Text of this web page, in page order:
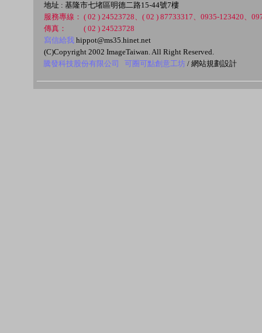
地址 : 基隆市七堵區明德二路15-44號7樓
服務專線： ( 02 ) 24523728、( 02 ) 87733317、0935-123420、
傳真： ( 02 ) 24523728
寫信給我 hippot@ms35.hinet.net
(C)Copyright 2002 ImageTaiwan. All Right Reserved.
騰發科技股份有限公司
可圈可點創意工坊/ 網站規劃設計